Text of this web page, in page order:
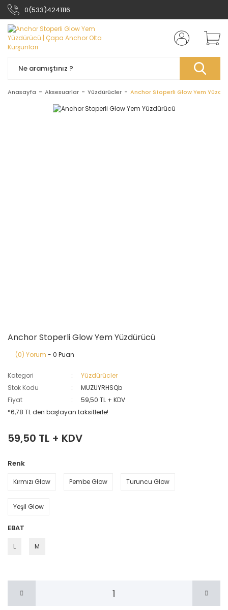
0(533)4241116
Anasayfa Aksesuarlar Yüzdürücler Anchor Stoperli Glow Yem
Anchor Stoperli Glow Yem Yüzdürücü
(0) Yorum - 0 Puan
Kategori
Yüzdürücler
Stok Kodu
MUZUYRHSQb
Fiyat
59,50 TL + KDV
*6,78 TL den başlayan taksitlerle!
59,50 TL + KDV
Renk
Kırmızı Glow Pembe Glow Turuncu Glow
Yeşil Glow
EBAT
L M